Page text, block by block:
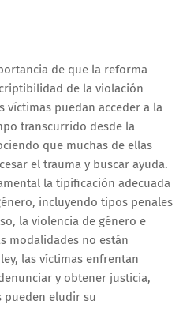
de que la reforma
de la violación
víctimas puedan acceder a la
transcurrido desde la
que muchas de ellas
el trauma y buscar ayuda.
la tipificación adecuada
incluyendo tipos penales
la violencia de género e
modalidades no están
las víctimas enfrentan
y obtener justicia,
pueden eludir su